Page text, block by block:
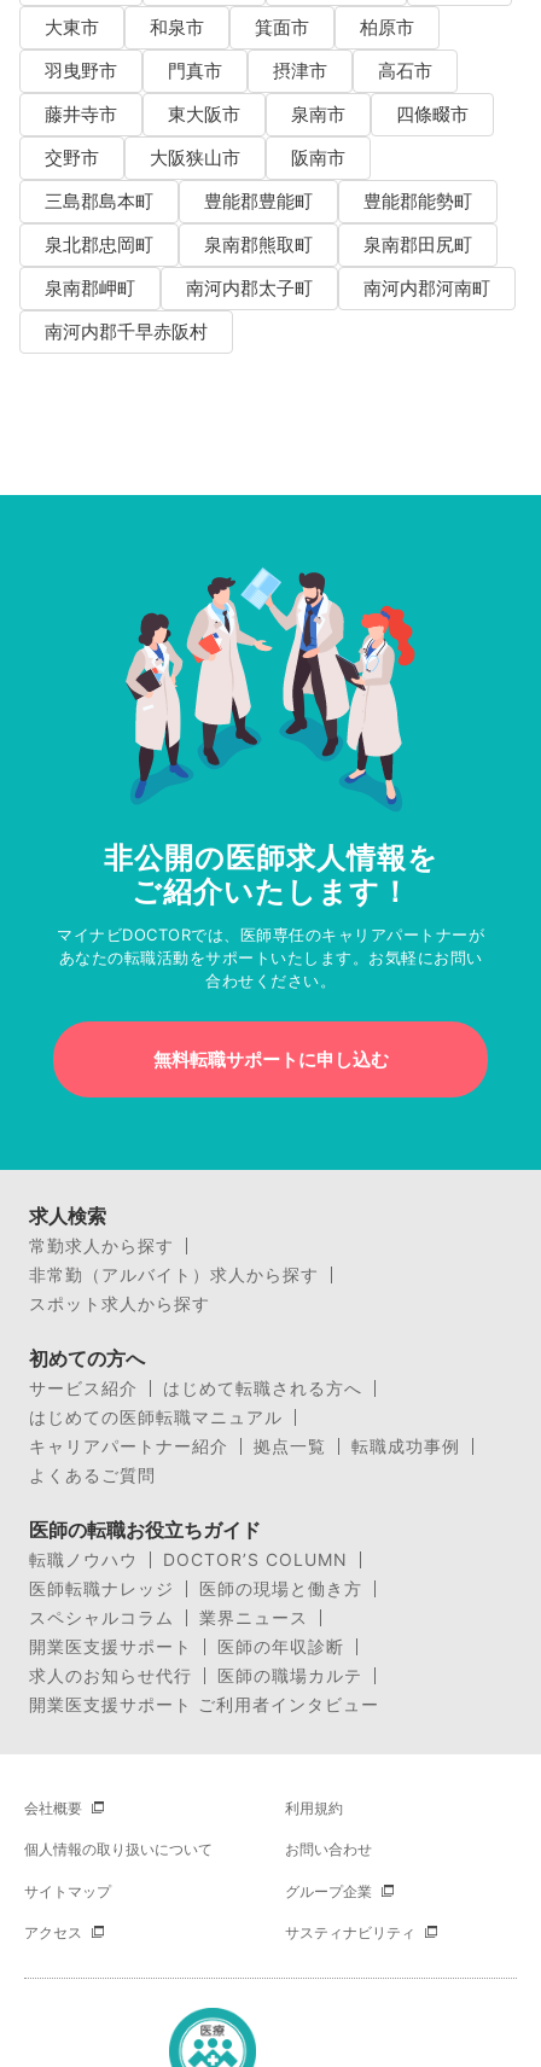
大東市
和泉市 箕面市
柏原市
羽曳野市
門真市 摂津市
高石市
藤井寺市
東大阪市 泉南市
四條畷市
交野市
大阪狭山市
阪南市
三島郡島本町
豊能郡豊能町
豊能郡能勢町
泉北郡忠岡町
泉南郡熊取町
泉南郡田尻町
泉南郡岬町
南河内郡太子町
南河内郡河南町
南河内郡千早赤阪村
非公開の医師求人情報を
ご紹介いたします！
マイナビDOCTORでは、医師専任のキャリアパートナーが
あなたの転職活動をサポートいたします。お気軽にお問い
合わせください。
無料転職サポートに申し込む
求人検索
常勤求人から探す
非常勤（アルバイト）求人から探す
スポット求人から探す
初めての方へ
サービス紹介
はじめて転職される方へ
はじめての医師転職マニュアル
キャリアパートナー紹介
拠点一覧
転職成功事例
よくあるご質問
医師の転職お役立ちガイド
転職ノウハウ
DOCTOR’S COLUMN
医師転職ナレッジ
医師の現場と働き方
スペシャルコラム
業界ニュース
開業医支援サポート
医師の年収診断
求人のお知らせ代行
医師の職場カルテ
開業医支援サポート ご利用者インタビュー
会社概要 利用規約
個人情報の取り扱いについて お問い合わせ
サイトマップ グループ企業
アクセス サスティナビリティ